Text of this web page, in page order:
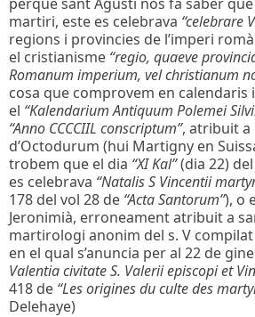
martiri, este es celebrava “celebrare
regions i provincies de l’imperi romà
el cristianisme “regio, quaeve
Romanum imperium, vel christianum
cosa que comprovem en
el “Kalendarium Antiquum Polemei
“Anno CCCCIIL conscriptum”, atribuit a
d’Octodurum (hui Martigny en
trobem que el dia “XI Kal”(dia 22) del
es celebrava “Natalis S Vincentii
178 del vol 28 de “Acta Santorum”), o
Jeronimià, erroneament atribuit a
martirologi anonim del s. V compilat
en el qual s’anuncia per al 22 de
Valentia civitate S. Valerii episcopi et
418 de “Les origines du culte des
Delehaye)